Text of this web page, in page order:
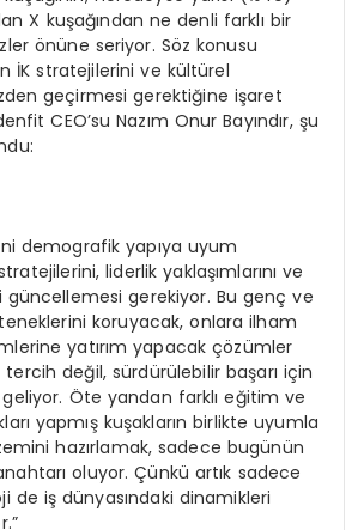
X kuşağından ne denli farklı bir
önüne seriyor. Söz konusu
İK stratejilerini ve kültürel
geçirmesi gerektiğine işaret
CEO’su Nazım Onur Bayındır, şu
demografik yapıya uyum
liderlik yaklaşımlarını ve
gerekiyor. Bu genç ve
koruyacak, onlara ilham
yatırım yapacak çözümler
değil, sürdürülebilir başarı için
Öte yandan farklı eğitim ve
yapmış kuşakların birlikte uyumla
hazırlamak, sadece bugünün
oluyor. Çünkü artık sadece
de iş dünyasındaki dinamikleri